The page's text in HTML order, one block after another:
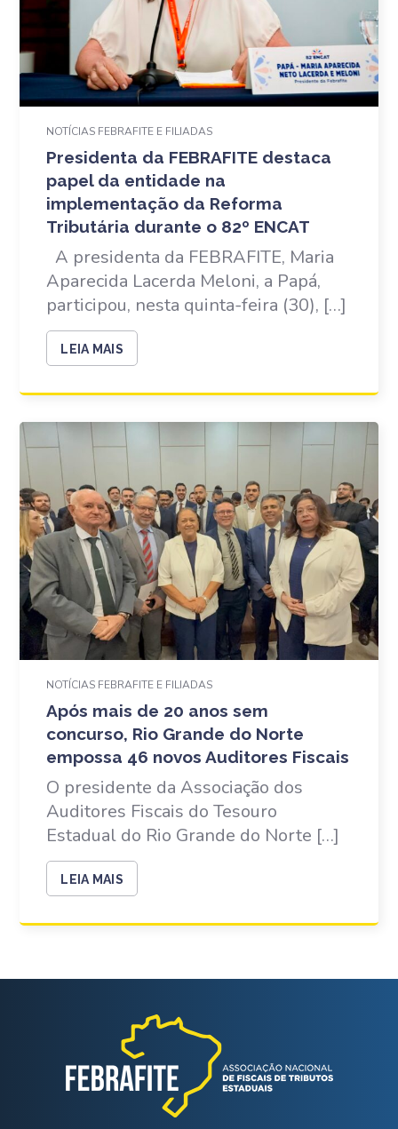
NOTÍCIAS FEBRAFITE E FILIADAS
Presidenta da FEBRAFITE destaca
papel da entidade na
implementação da Reforma
Tributária durante o 82º ENCAT
A presidenta da FEBRAFITE, Maria
Aparecida Lacerda Meloni, a Papá,
participou, nesta quinta-feira (30), […]
LEIA MAIS
NOTÍCIAS FEBRAFITE E FILIADAS
Após mais de 20 anos sem
concurso, Rio Grande do Norte
empossa 46 novos Auditores Fiscais
O presidente da Associação dos
Auditores Fiscais do Tesouro
Estadual do Rio Grande do Norte […]
LEIA MAIS